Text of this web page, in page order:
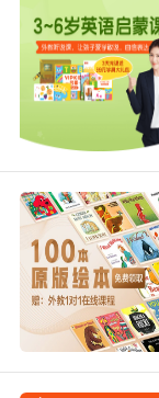
无创、快速
度较差的孩
测试。在孩
音刺激的电
全面评估有助
质，为后续治
复策略 根据诊
对于中耳炎引
常是首选。
议鼓膜穿刺或
改善听力。
（感音神经性
需考虑佩戴助